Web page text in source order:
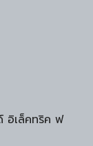
อิเล็คทริค ฟ